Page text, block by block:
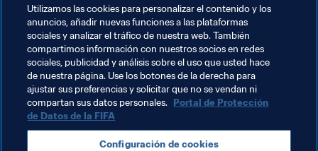
contra la discriminación
Salud y atención médica
Iniciativas educativas
Utilizamos las cookies para personalizar el contenido y los
anuncios, añadir nuevas funciones a las plataformas
sociales y analizar el tráfico de nuestra web. También
compartimos información con nuestros socios en redes
sociales, publicidad y análisis sobre el uso que usted hace
de nuestra página. Use los botones de la derecha para
ajustar sus preferencias y solicitar que no se vendan ni
compartan sus datos personales. Portal de Protección
de Datos de la FIFA
Configuración de cookies